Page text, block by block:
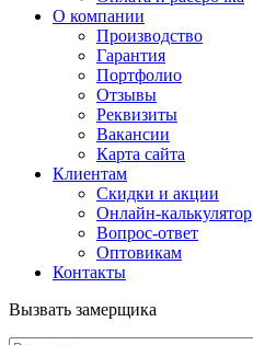
О компании
Производство
Гарантия
Портфолио
Отзывы
Реквизиты
Вакансии
Карта сайта
Клиентам
Скидки и акции
Онлайн-калькулятор
Вопрос-ответ
Оптовикам
Контакты
Вызвать замерщика